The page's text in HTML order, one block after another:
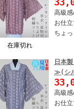
在庫切れ
高級
お仕
ちょ
日本
≫(シ
高級
お仕